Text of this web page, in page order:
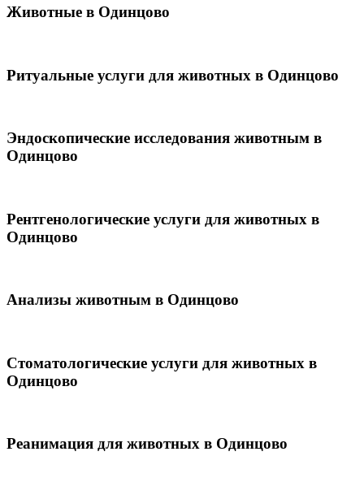
Животные в Одинцово
Ритуальные услуги для животных в Одинцово
Эндоскопические исследования животным в
Одинцово
Рентгенологические услуги для животных в
Одинцово
Анализы животным в Одинцово
Стоматологические услуги для животных в
Одинцово
Реанимация для животных в Одинцово